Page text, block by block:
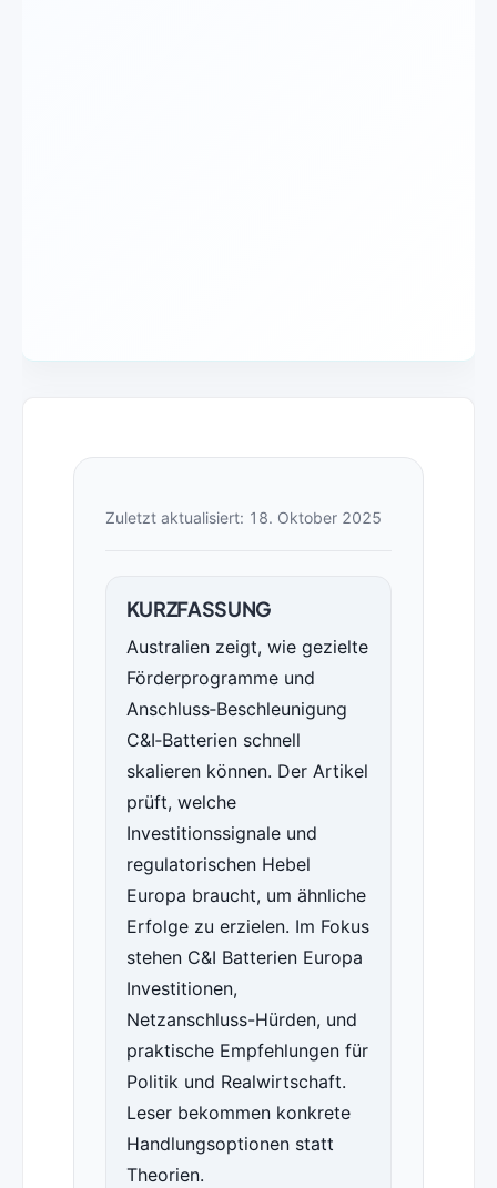
Zuletzt aktualisiert: 18. Oktober 2025
KURZFASSUNG
Australien zeigt, wie gezielte
Förderprogramme und
Anschluss‑Beschleunigung
C&I‑Batterien schnell
skalieren können. Der Artikel
prüft, welche
Investitionssignale und
regulatorischen Hebel
Europa braucht, um ähnliche
Erfolge zu erzielen. Im Fokus
stehen C&I Batterien Europa
Investitionen,
Netzanschluss-Hürden, und
praktische Empfehlungen für
Politik und Realwirtschaft.
Leser bekommen konkrete
Handlungsoptionen statt
Theorien.